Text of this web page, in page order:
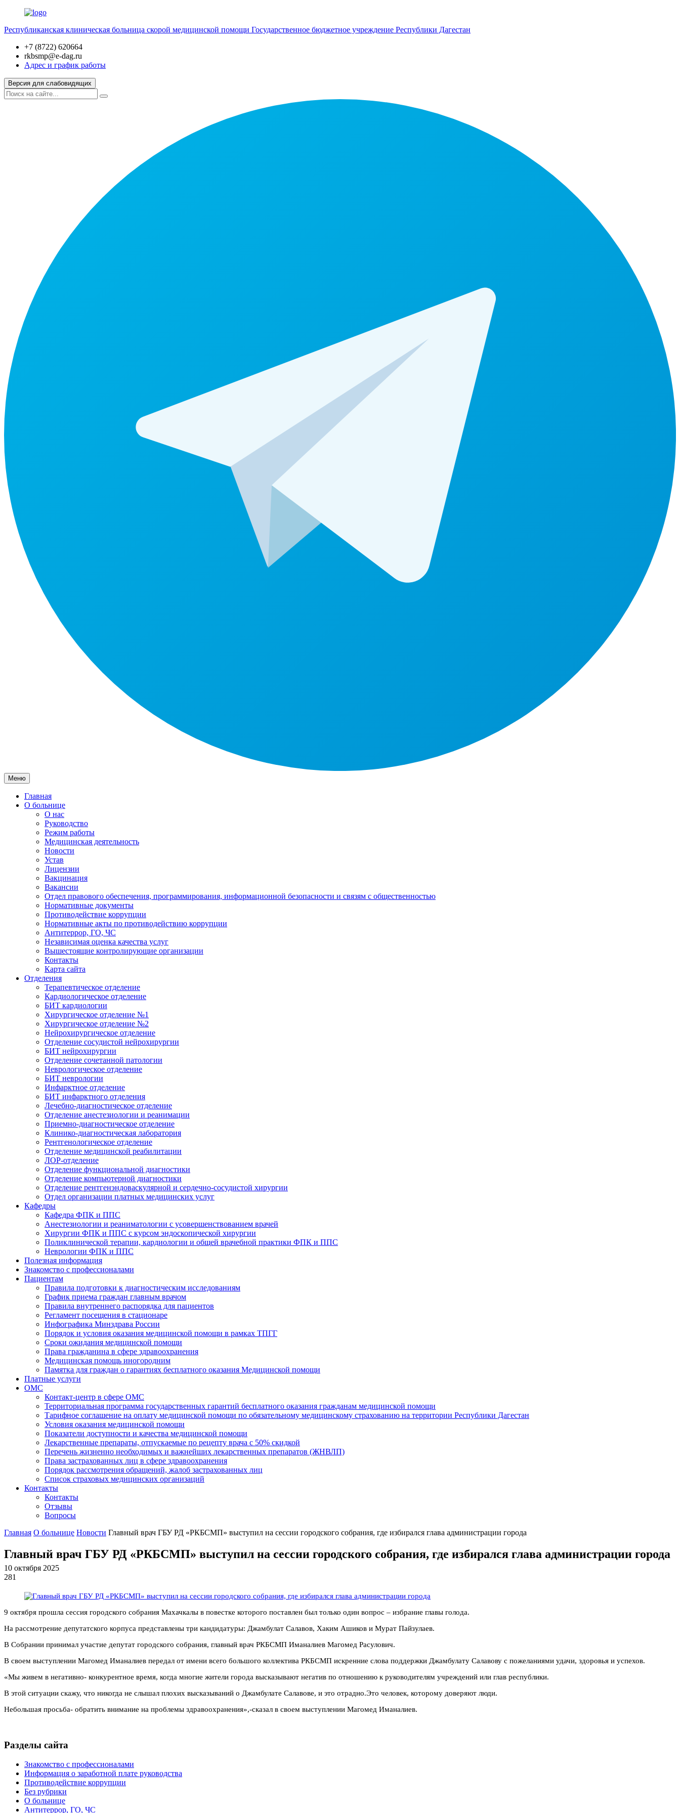
Республиканская клиническая больница скорой медицинской помощи Государственное бюджетное учреждение Республики Дагестан
+7 (8722) 620664
rkbsmp@e-dag.ru
Адрес и график работы
Версия для слабовидящих
Меню
Главная
О больнице
О нас
Руководство
Режим работы
Медицинская деятельность
Новости
Устав
Лицензии
Вакцинация
Вакансии
Отдел правового обеспечения, программирования, информационной безопасности и связям с общественностью
Нормативные документы
Противодействие коррупции
Нормативные акты по противодействию коррупции
Антитеррор, ГО, ЧС
Независимая оценка качества услуг
Вышестоящие контролирующие организации
Контакты
Карта сайта
Отделения
Терапевтическое отделение
Кардиологическое отделение
БИТ кардиологии
Хирургическое отделение №1
Хирургическое отделение №2
Нейрохирургическое отделение
Отделение сосудистой нейрохирургии
БИТ нейрохирургии
Отделение сочетанной патологии
Неврологическое отделение
БИТ неврологии
Инфарктное отделение
БИТ инфарктного отделения
Лечебно-диагностическое отделение
Отделение анестезиологии и реанимации
Приемно-диагностическое отделение
Клинико-диагностическая лаборатория
Рентгенологическое отделение
Отделение медицинской реабилитации
ЛОР-отделение
Отделение функциональной диагностики
Отделение компьютерной диагностики
Отделение рентгенэндоваскулярной и сердечно-сосудистой хирургии
Отдел организации платных медицинских услуг
Кафедры
Кафедра ФПК и ППС
Анестезиологии и реаниматологии с усовершенствованием врачей
Хирургии ФПК и ППС с курсом эндоскопической хирургии
Поликлинической терапии, кардиологии и общей врачебной практики ФПК и ППС
Неврологии ФПК и ППС
Полезная информация
Знакомство с профессионалами
Пациентам
Правила подготовки к диагностическим исследованиям
График приема граждан главным врачом
Правила внутреннего распорядка для пациентов
Регламент посещения в стационаре
Инфографика Минздрава России
Порядок и условия оказания медицинской помощи в рамках ТПГГ
Сроки ожидания медицинской помощи
Права гражданина в сфере здравоохранения
Медицинская помощь иногородним
Памятка для граждан о гарантиях бесплатного оказания Медицинской помощи
Платные услуги
ОМС
Контакт-центр в сфере ОМС
Территориальная программа государственных гарантий бесплатного оказания гражданам медицинской помощи
Тарифное соглашение на оплату медицинской помощи по обязательному медицинскому страхованию на территории Республики Дагестан
Условия оказания медицинской помощи
Показатели доступности и качества медицинской помощи
Лекарственные препараты, отпускаемые по рецепту врача с 50% скидкой
Перечень жизненно необходимых и важнейших лекарственных препаратов (ЖНВЛП)
Права застрахованных лиц в сфере здравоохранения
Порядок рассмотрения обращений, жалоб застрахованных лиц
Список страховых медицинских организаций
Контакты
Контакты
Отзывы
Вопросы
Главная О больнице Новости Главный врач ГБУ РД «РКБСМП» выступил на сессии городского собрания, где избирался глава администрации города
Главный врач ГБУ РД «РКБСМП» выступил на сессии городского собрания, где избирался глава администрации города
10 октября 2025
281
9 октября прошла сессия городского собрания Махачкалы в повестке которого поставлен был только один вопрос – избрание главы голода.
На рассмотрение депутатского корпуса представлены три кандидатуры: Джамбулат Салавов, Хаким Ашиков и Мурат Пайзулаев.
В Собрании принимал участие депутат городского собрания, главный врач РКБСМП Иманалиев Магомед Расулович.
В своем выступлении Магомед Иманалиев передал от имени всего большого коллектива РКБСМП искренние слова поддержки Джамбулату Салавову с пожеланиями удачи, здоровья и успехов.
«Мы живем в негативно- конкурентное время, когда многие жители города высказывают негатив по отношению к руководителям учреждений или глав республики.
В этой ситуации скажу, что никогда не слышал плохих высказываний о Джамбулате Салавове, и это отрадно.Это человек, которому доверяют люди.
Небольшая просьба- обратить внимание на проблемы здравоохранения»,-сказал в своем выступлении Магомед Иманалиев.
Разделы сайта
Знакомство с профессионалами
Информация о заработной плате руководства
Противодействие коррупции
Без рубрики
О больнице
Антитеррор, ГО, ЧС